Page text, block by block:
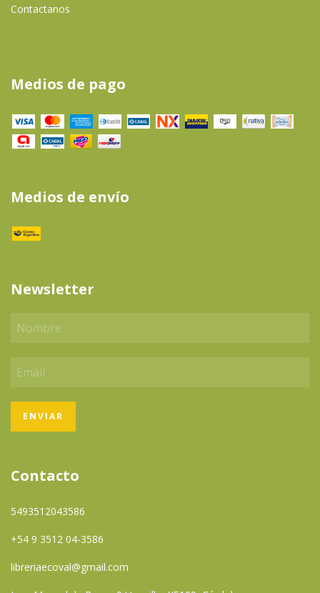
Contactanos
Medios de pago
Medios de envío
Newsletter
Contacto
5493512043586
+54 9 3512 04-3586
libreriaecoval@gmail.com